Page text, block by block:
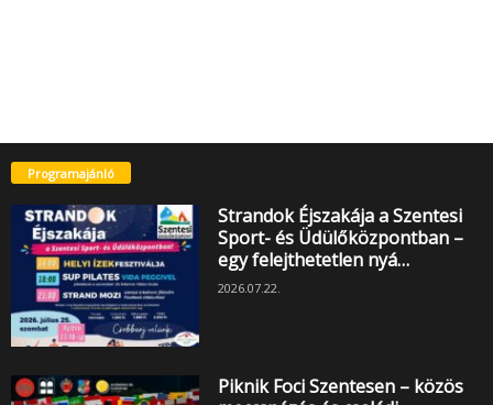
Programajánló
Strandok Éjszakája a Szentesi
Sport- és Üdülőközpontban –
egy felejthetetlen nyá…
2026.07.22.
Piknik Foci Szentesen – közös